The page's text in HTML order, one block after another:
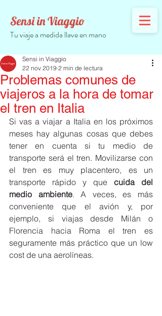
Sensi in Viaggio
Tu viaje a medida llave en mano
Problemas comunes de
viajeros a la hora de tomar
el tren en Italia
Sensi in Viaggio
22 nov 2019 2 min de lectura
Si vas a viajar a Italia en los próximos
meses hay algunas cosas que debes
tener en cuenta si tu medio de
transporte será el tren. Movilizarse con
el tren es muy placentero, es un
transporte rápido y que cuida del
medio ambiente. A veces, es más
conveniente que el avión y, por
ejemplo, si viajas desde Milán o
Florencia hacia Roma el tren es
seguramente más práctico que un low
cost de una aerolíneas.